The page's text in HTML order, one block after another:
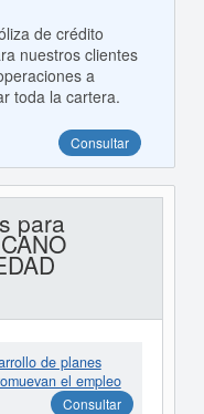
de crédito
nuestros clientes
a
toda la cartera.
Consultar
para
de planes
el empleo
Consultar